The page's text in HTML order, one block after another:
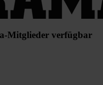
Mitglieder verfügbar